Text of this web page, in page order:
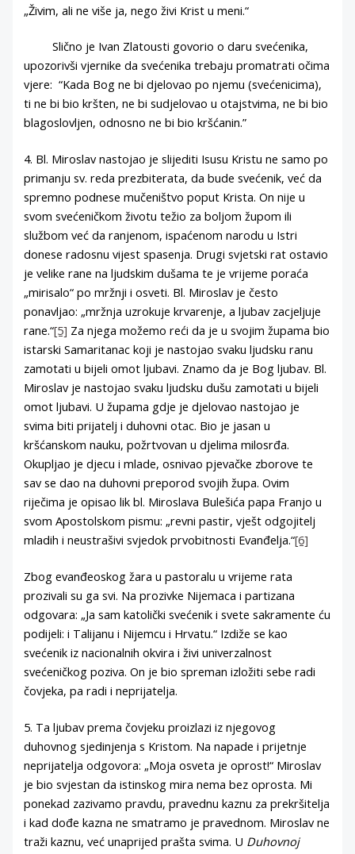
„Živim, ali ne više ja, nego živi Krist u meni.“
Slično je Ivan Zlatousti govorio o daru svećenika,
upozorivši vjernike da svećenika trebaju promatrati očima
vjere: “Kada Bog ne bi djelovao po njemu (svećenicima),
ti ne bi bio kršten, ne bi sudjelovao u otajstvima, ne bi bio
blagoslovljen, odnosno ne bi bio kršćanin.”
4. Bl. Miroslav nastojao je slijediti Isusu Kristu ne samo po
primanju sv. reda prezbiterata, da bude svećenik, već da
spremno podnese mučeništvo poput Krista. On nije u
svom svećeničkom životu težio za boljom župom ili
službom već da ranjenom, ispaćenom narodu u Istri
donese radosnu vijest spasenja. Drugi svjetski rat ostavio
je velike rane na ljudskim dušama te je vrijeme poraća
„mirisalo“ po mržnji i osveti. Bl. Miroslav je često
ponavljao: „mržnja uzrokuje krvarenje, a ljubav zacjeljuje
rane.“[5] Za njega možemo reći da je u svojim župama bio
istarski Samaritanac koji je nastojao svaku ljudsku ranu
zamotati u bijeli omot ljubavi. Znamo da je Bog ljubav. Bl.
Miroslav je nastojao svaku ljudsku dušu zamotati u bijeli
omot ljubavi. U župama gdje je djelovao nastojao je
svima biti prijatelj i duhovni otac. Bio je jasan u
kršćanskom nauku, požrtvovan u djelima milosrđa.
Okupljao je djecu i mlade, osnivao pjevačke zborove te
sav se dao na duhovni preporod svojih župa. Ovim
riječima je opisao lik bl. Miroslava Bulešića papa Franjo u
svom Apostolskom pismu: „revni pastir, vješt odgojitelj
mladih i neustrašivi svjedok prvobitnosti Evanđelja.“[6]
Zbog evanđeoskog žara u pastoralu u vrijeme rata
prozivali su ga svi. Na prozivke Nijemaca i partizana
odgovara: „Ja sam katolički svećenik i svete sakramente ću
podijeli: i Talijanu i Nijemcu i Hrvatu.“ Izdiže se kao
svećenik iz nacionalnih okvira i živi univerzalnost
svećeničkog poziva. On je bio spreman izložiti sebe radi
čovjeka, pa radi i neprijatelja.
5. Ta ljubav prema čovjeku proizlazi iz njegovog
duhovnog sjedinjenja s Kristom. Na napade i prijetnje
neprijatelja odgovora: „Moja osveta je oprost!“ Miroslav
je bio svjestan da istinskog mira nema bez oprosta. Mi
ponekad zazivamo pravdu, pravednu kaznu za prekršitelja
i kad dođe kazna ne smatramo je pravednom. Miroslav ne
traži kaznu, već unaprijed prašta svima. U Duhovnoj